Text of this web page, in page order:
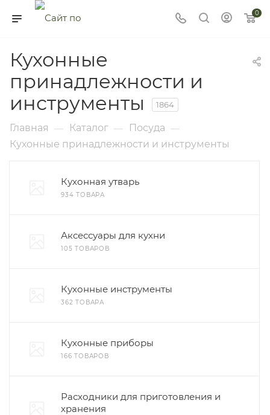
0
Кухонные
принадлежности и
инструменты
1864
Главная — Каталог — Посуда —
Кухонные принадлежности и инструменты
Кухонная утварь
934 ТОВАРА
Аксессуары для кухни
105 ТОВАРОВ
Кухонные инструменты
362 ТОВАРА
Кухонные приборы
166 ТОВАРОВ
Расходники для приготовления и
хранения